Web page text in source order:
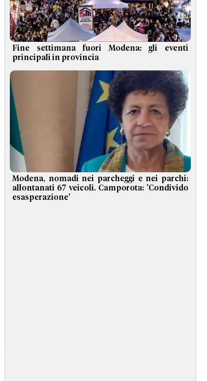
Fine settimana fuori Modena: gli eventi
principali in provincia
Modena, nomadi nei parcheggi e nei parchi:
allontanati 67 veicoli. Camporota: 'Condivido
esasperazione'